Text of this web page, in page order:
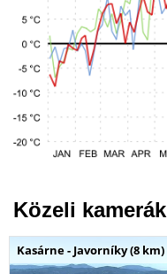
Közeli kamerák
Kasárne - Javorníky (8 km)